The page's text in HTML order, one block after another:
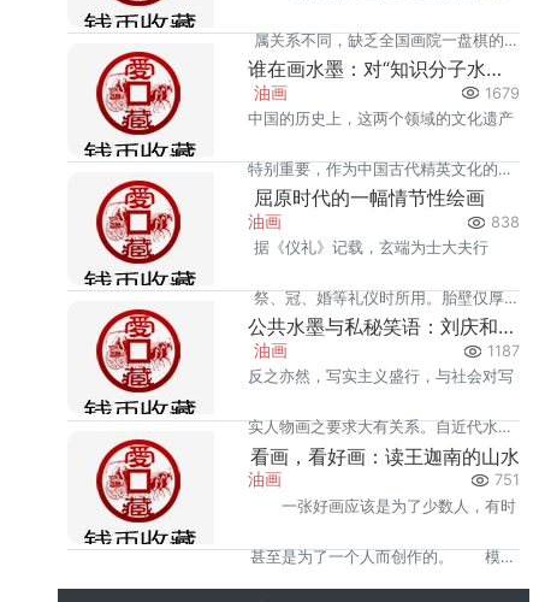
属关系不同，缺乏全国画院一盘棋的
观念，致使团队意识不强。这次活动
家之间得到了充分的交流。
油画 1679
谁在画水墨：对“知识分子水墨”问题的探讨
中国的历史上，这两个领域的文化遗产
特别重要，作为中国古代精英文化的代
表，这些具有知识分子性的文化遗产可
历程，同时也反映民族文化心理的发展
过程。
油画 838
屈原时代的一幅情节性绘画
据《仪礼》记载，玄端为士大夫行
祭、冠、婚等礼仪时所用。胎壁仅厚
0·15厘米，截至目前为止，只有湖南
胎漆奁。
油画 1187
公共水墨与私秘笑语：刘庆和水墨人物画之当代意义
反之亦然，写实主义盛行，与社会对写
实人物画之要求大有关系。自近代水墨
公共化以来，刘庆和之起，遂成一标
油画 751
看画，看好画：读王迦南的山水
一张好画应该是为了少数人，有时
甚至是为了一个人而创作的。 模仿